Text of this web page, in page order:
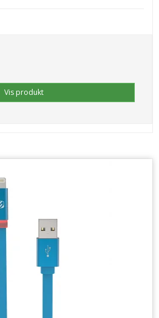
Vis produkt